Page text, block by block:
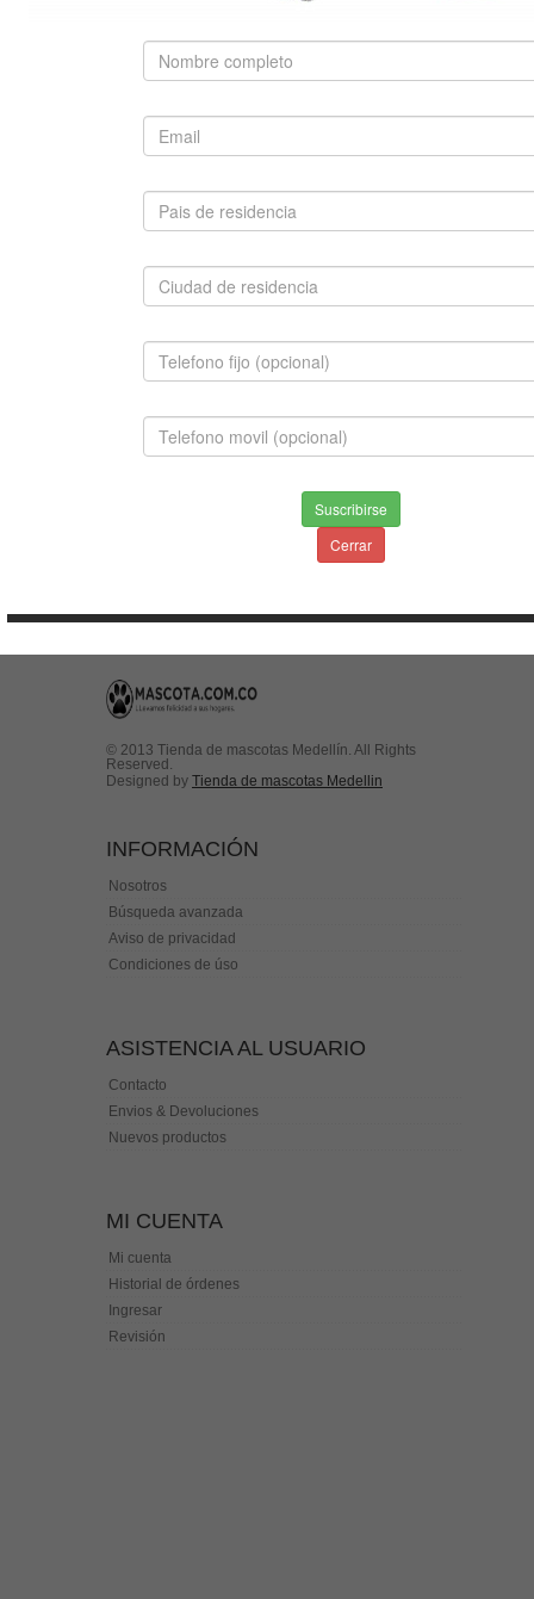
SUGERIDO
$650,000.00
INFORMACION
© 2013 Tienda de mascotas Medellín. All Rights
Reserved.
Designed by Tienda de mascotas Medellin
INFORMACIÓN
Nosotros
Búsqueda avanzada
Aviso de privacidad
Condiciones de úso
ASISTENCIA AL USUARIO
Contacto
Envios & Devoluciones
Nuevos productos
MI CUENTA
Mi cuenta
Historial de órdenes
Ingresar
Revisión
Suscribirse
Cerrar